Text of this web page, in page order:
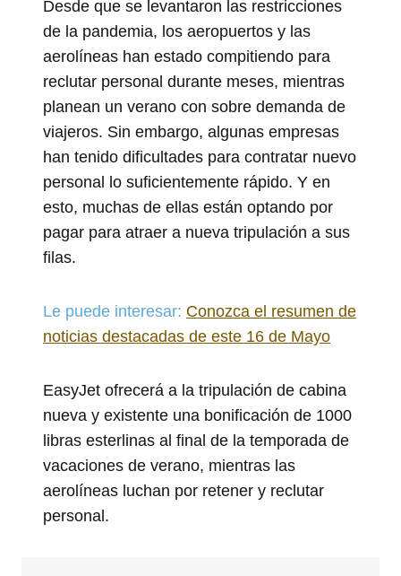
Desde que se levantaron las restricciones
de la pandemia, los aeropuertos y las
aerolíneas han estado compitiendo para
reclutar personal durante meses, mientras
planean un verano con sobre demanda de
viajeros. Sin embargo, algunas empresas
han tenido dificultades para contratar nuevo
personal lo suficientemente rápido. Y en
esto, muchas de ellas están optando por
pagar para atraer a nueva tripulación a sus
filas.
Le puede interesar: Conozca el resumen de
noticias destacadas de este 16 de Mayo
EasyJet ofrecerá a la tripulación de cabina
nueva y existente una bonificación de 1000
libras esterlinas al final de la temporada de
vacaciones de verano, mientras las
aerolíneas luchan por retener y reclutar
personal.